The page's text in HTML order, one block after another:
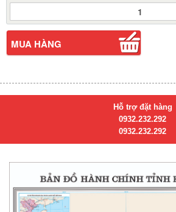
Bản
Tỉnh
Khánh
Hòa
MUA HÀNG
Hỗ trợ đặt hàng
0932.232.292
0932.232.292